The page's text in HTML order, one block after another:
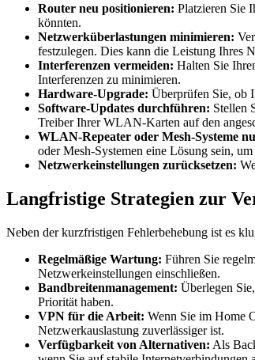
Router neu positionieren: Platzieren Sie
könnten.
Netzwerküberlastungen minimieren:
festzulegen. Dies kann die Leistung Ihres
Interferenzen vermeiden: Halten Sie
Interferenzen zu minimieren.
Hardware-Upgrade: Überprüfen Sie, ob
Software-Updates durchführen: Stellen
Treiber Ihrer WLAN-Karten auf den
WLAN-Repeater oder Mesh-Systeme
oder Mesh-Systemen eine Lösung sein,
Netzwerkeinstellungen zurücksetzen:
Langfristige Strategien zur
Neben der kurzfristigen Fehlerbehebung ist es
Regelmäßige Wartung: Führen Sie
Netzwerkeinstellungen einschließen.
Bandbreitenmanagement: Überlegen
Priorität haben.
VPN für die Arbeit: Wenn Sie im Home
Netzwerkauslastung zuverlässiger ist.
Verfügbarkeit von Alternativen: Als